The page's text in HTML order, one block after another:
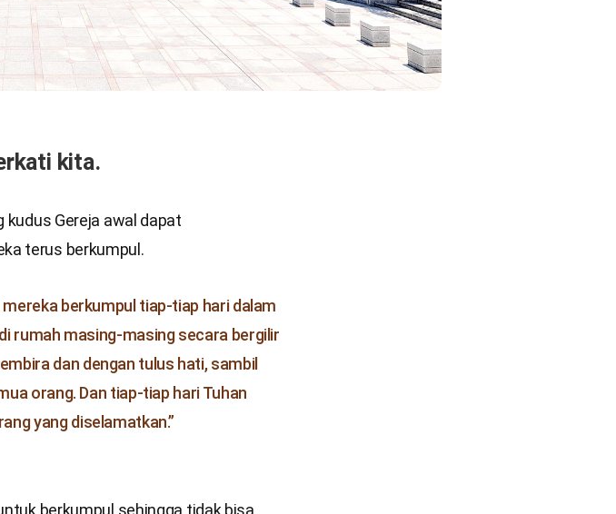
kita.
kudus Gereja awal dapat
terus berkumpul.
berkumpul tiap-tiap hari dalam
rumah masing-masing secara bergilir
dan dengan tulus hati, sambil
orang. Dan tiap-tiap hari Tuhan
yang diselamatkan.”
berkumpul sehingga tidak bisa